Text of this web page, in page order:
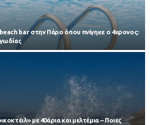
bar στην Πάρο όπου πνίγηκε ο 4χρονος:
με 40άρια και μελτέμια – Ποιες